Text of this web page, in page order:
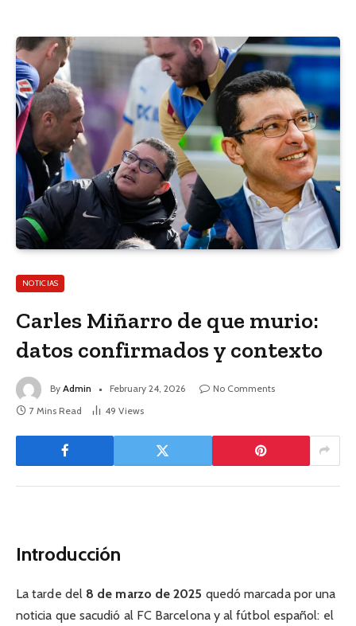
NOTICIAS
Carles Miñarro de que murio:
datos confirmados y contexto
By Admin February 24, 2026
No Comments
7 Mins Read
49 Views
Introducción
La tarde del 8 de marzo de 2025 quedó marcada por una
noticia que sacudió al FC Barcelona y al fútbol español: el